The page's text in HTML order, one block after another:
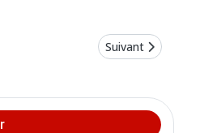
annuelles Article suivant :
Suivant